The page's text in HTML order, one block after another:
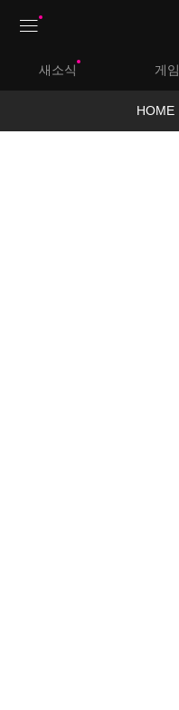
새소식 게
HOME